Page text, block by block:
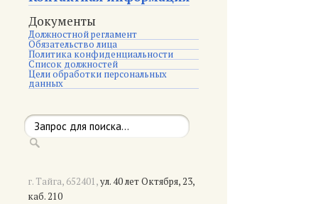
Документы
Должностной регламент
Обязательство лица
Политика конфиденциальности
Список должностей
Цели обработки персональных
данных
г. Тайга, 652401,ул. 40 лет Октября, 23,
каб. 210